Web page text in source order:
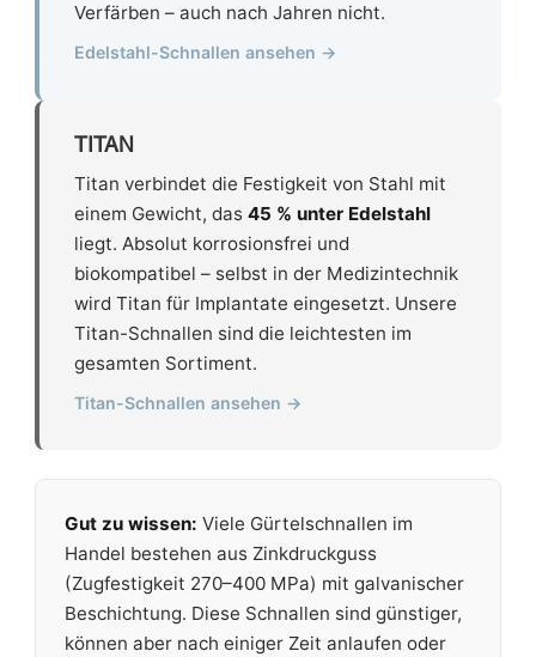
Verfärben – auch nach Jahren nicht.
Edelstahl-Schnallen ansehen →
TITAN
Titan verbindet die Festigkeit von Stahl mit
einem Gewicht, das 45 % unter Edelstahl
liegt. Absolut korrosionsfrei und
biokompatibel – selbst in der Medizintechnik
wird Titan für Implantate eingesetzt. Unsere
Titan-Schnallen sind die leichtesten im
gesamten Sortiment.
Titan-Schnallen ansehen →
Gut zu wissen: Viele Gürtelschnallen im
Handel bestehen aus Zinkdruckguss
(Zugfestigkeit 270–400 MPa) mit galvanischer
Beschichtung. Diese Schnallen sind günstiger,
können aber nach einiger Zeit anlaufen oder